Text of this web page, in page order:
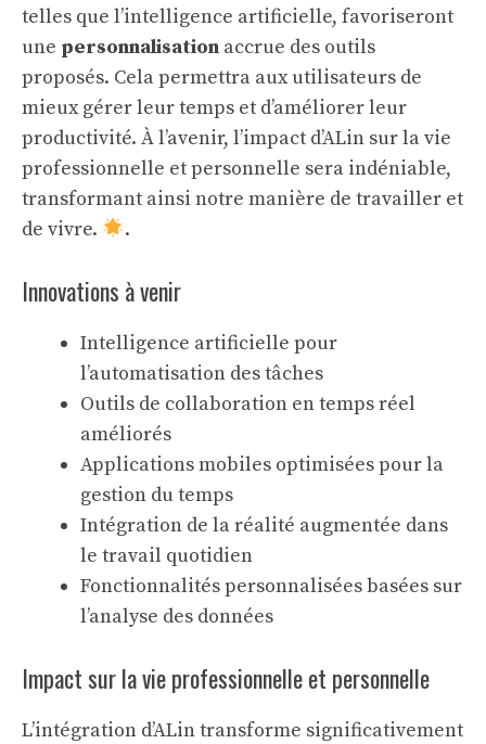
telles que l’intelligence artificielle, favoriseront
une personnalisation accrue des outils
proposés. Cela permettra aux utilisateurs de
mieux gérer leur temps et d’améliorer leur
productivité. À l’avenir, l’impact d’ALin sur la vie
professionnelle et personnelle sera indéniable,
transformant ainsi notre manière de travailler et
de vivre.
.
Innovations à venir
Intelligence artificielle pour
l’automatisation des tâches
Outils de collaboration en temps réel
améliorés
Applications mobiles optimisées pour la
gestion du temps
Intégration de la réalité augmentée dans
le travail quotidien
Fonctionnalités personnalisées basées sur
l’analyse des données
Impact sur la vie professionnelle et personnelle
L’intégration d’ALin transforme significativement